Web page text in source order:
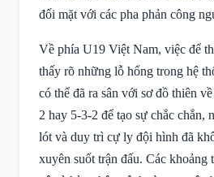
đối mặt với các pha phản công
Về phía U19 Việt Nam, việc để
thấy rõ những lỗ hổng trong hệ
có thể đã ra sân với sơ đồ thiên
2 hay 5-3-2 để tạo sự chắc chắn,
lót và duy trì cự ly đội hình đã
xuyên suốt trận đấu. Các khoảng